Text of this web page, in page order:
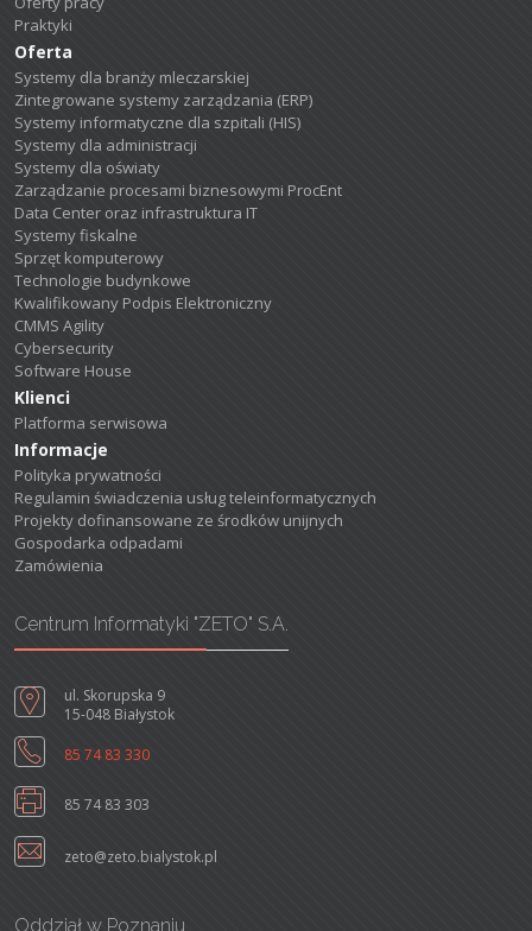
Praktyki
Oferta
Systemy dla branży mleczarskiej
Zintegrowane systemy zarządzania (ERP)
Systemy informatyczne dla szpitali (HIS)
Systemy dla administracji
Systemy dla oświaty
Zarządzanie procesami biznesowymi ProcEnt
Data Center oraz infrastruktura IT
Systemy fiskalne
Sprzęt komputerowy
Technologie budynkowe
Kwalifikowany Podpis Elektroniczny
CMMS Agility
Cybersecurity
Software House
Klienci
Platforma serwisowa
Informacje
Polityka prywatności
Regulamin świadczenia usług teleinformatycznych
Projekty dofinansowane ze środków unijnych
Gospodarka odpadami
Zamówienia
Centrum Informatyki "ZETO" S.A.
ul. Skorupska 9
15-048 Białystok
85 74 83 330
85 74 83 303
zeto@zeto.bialystok.pl
Oddział w Poznaniu